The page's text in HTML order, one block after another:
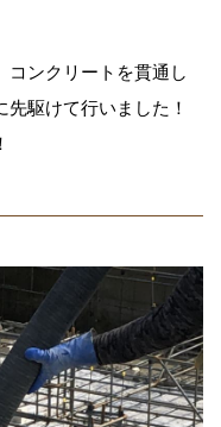
コンクリートを貫通し
駆けて行いました！